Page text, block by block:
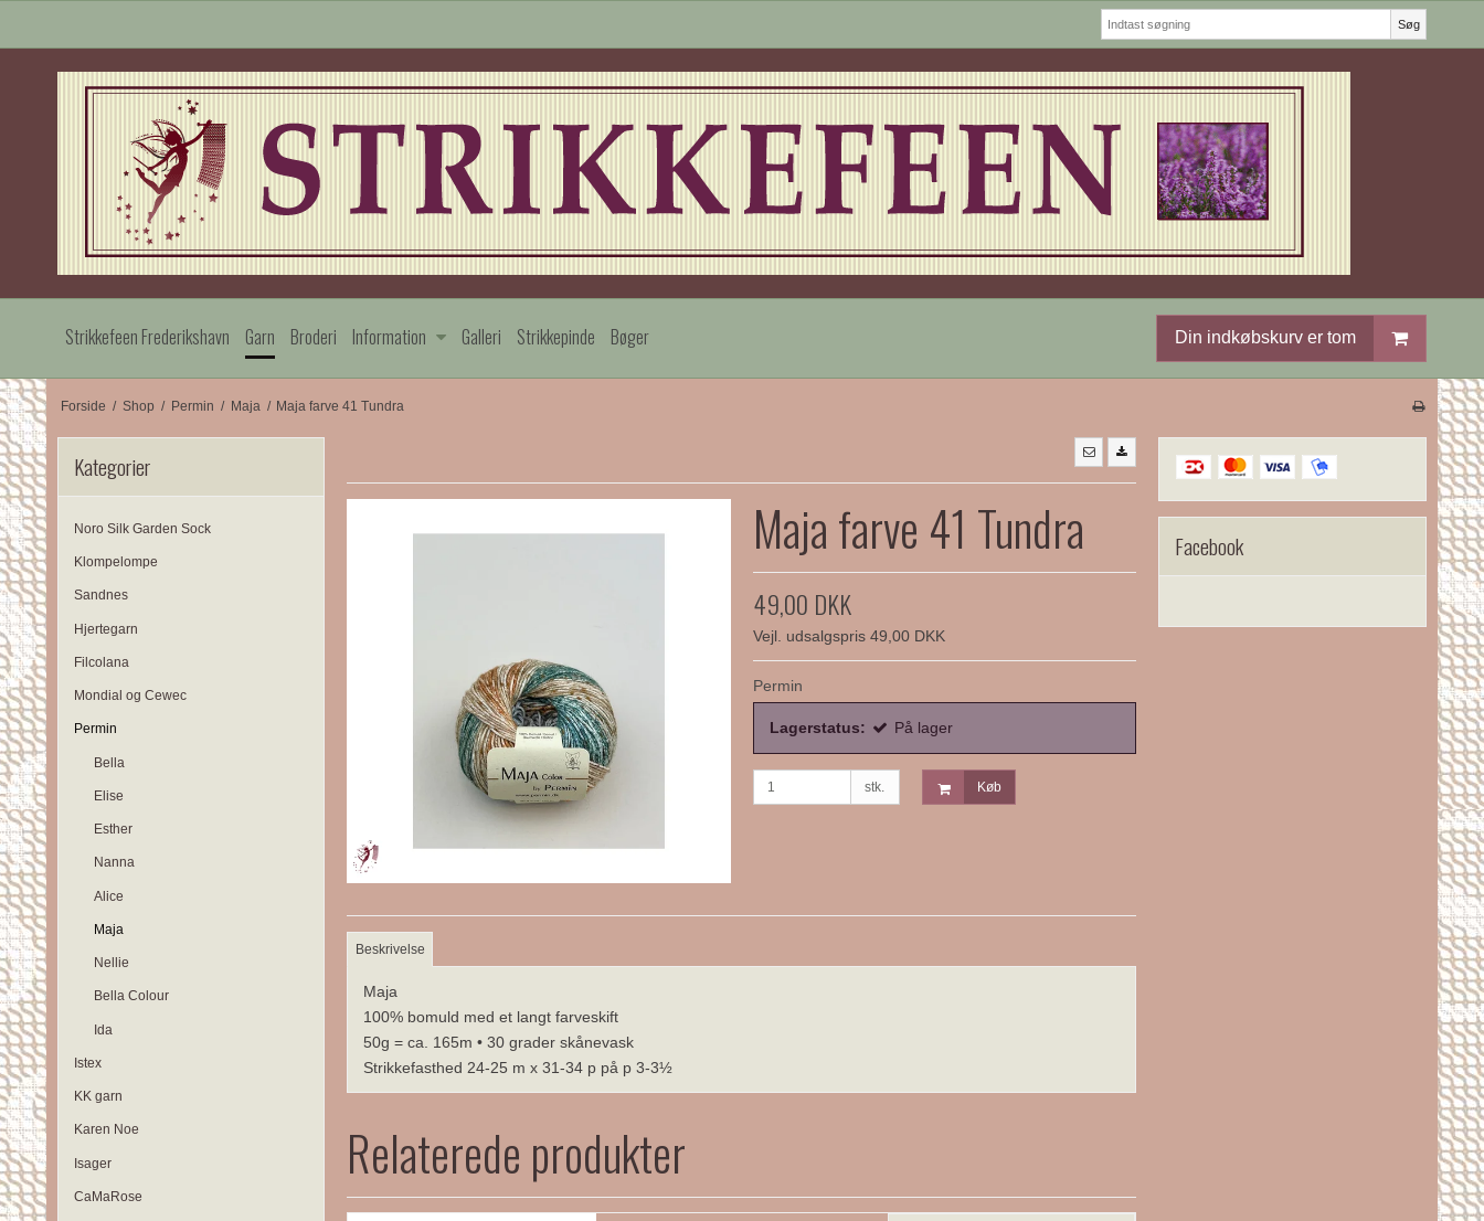
Søg
Strikkefeen Frederikshavn Garn Broderi Information Galleri Strikkepinde Bøger Din indkøbskurv er tom
Forside / Shop / Permin / Maja / Maja farve 41 Tundra
Kategorier
Noro Silk Garden Sock
Klompelompe
Sandnes
Hjertegarn
Filcolana
Mondial og Cewec
Permin
Bella
Elise
Esther
Nanna
Alice
Maja
Nellie
Bella Colour
Ida
Istex
KK garn
Karen Noe
Isager
CaMaRose
Maja farve 41 Tundra
49,00 DKK
Vejl. udsalgspris 49,00 DKK
Permin
Lagerstatus: På lager
stk. Køb
Beskrivelse
Maja
100% bomuld med et langt farveskift
50g = ca. 165m • 30 grader skånevask
Strikkefasthed 24-25 m x 31-34 p på p 3-3½
Relaterede produkter
Facebook